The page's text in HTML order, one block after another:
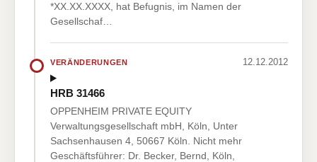
*XX.XX.XXXX, hat Befugnis, im Namen der
Gesellschaf…
VERÄNDERUNGEN 12.12.2012
HRB 31466
OPPENHEIM PRIVATE EQUITY
Verwaltungsgesellschaft mbH, Köln, Unter
Sachsenhausen 4, 50667 Köln. Nicht mehr
Geschäftsführer: Dr. Becker, Bernd, Köln,